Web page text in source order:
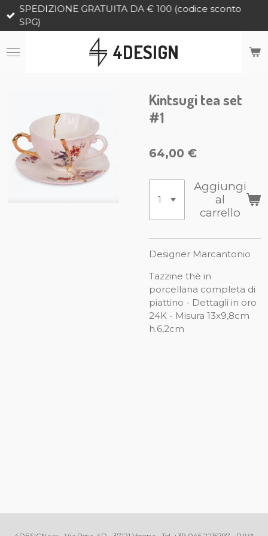
Vai
principale
4DESIGN
SPEDIZIONE GRATUITA DA € 100 (codice sconto
SPG)
Kintsugi tea set
#1
64,00 €
Aggiungi
al
carrello
Designer Marcantonio
Tazzine thè in
porcellana completa di
piattino - Dettagli in oro
24K - Misura 13x9,8cm
h.6,2cm